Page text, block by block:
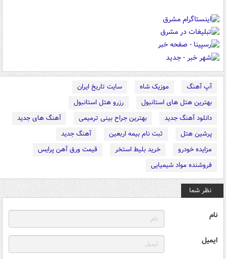
آپ آهنگ موزیک شاه
سایت تاریخ ایران
بهترین هتل های استانبول
رزرو هتل استانبول
دانلود آهنگ جدید
بهترین جراح بینی ترمیمی
آهنگ های جدید
پرشین هتل
ثبت نام بیمه اربعین
آهنگ جدید
مزایده خودرو
خرید بلیط استخر
قیمت ورق آهن پرایس
فروشنده مواد شیمیایی
نظر شما
نام
ایمیل